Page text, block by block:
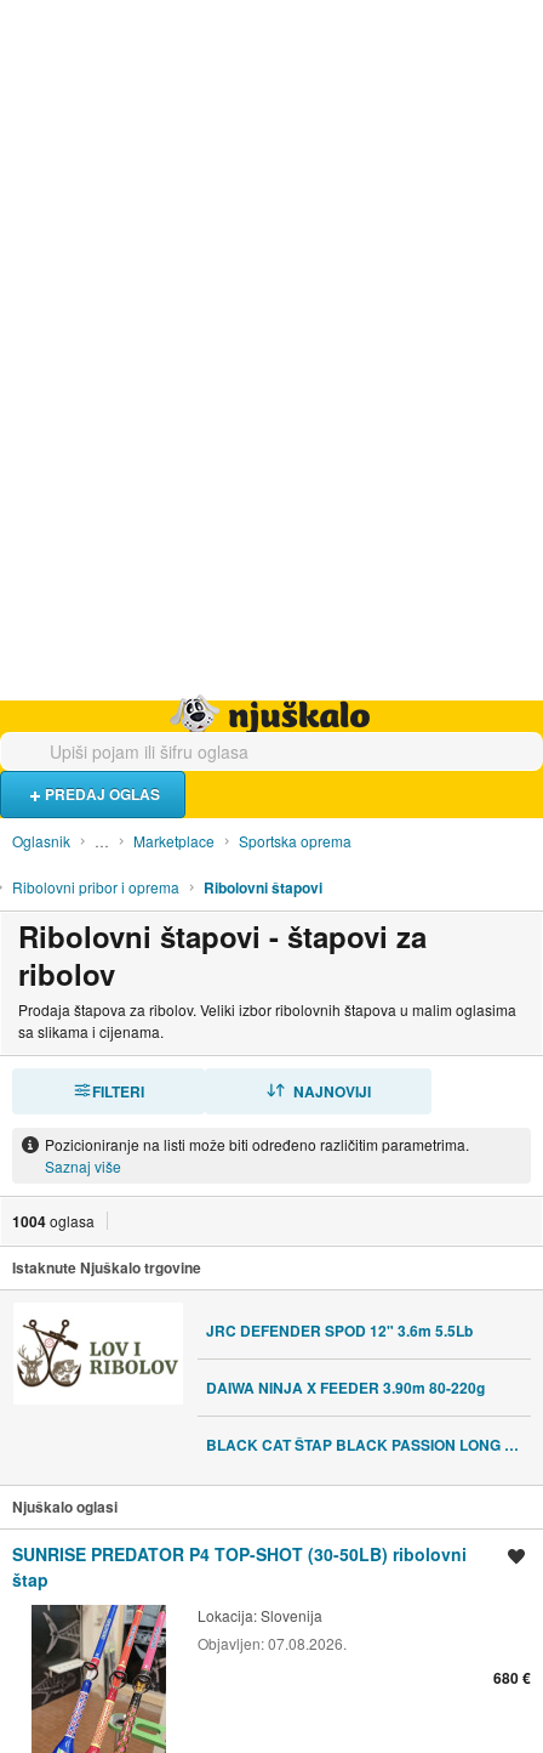
PREDAJ OGLAS
Oglasnik … Marketplace Sportska oprema
Ribolovni pribor i oprema Ribolovni štapovi
Ribolovni štapovi - štapovi za
ribolov
Prodaja štapova za ribolov. Veliki izbor ribolovnih štapova u malim oglasima
sa slikama i cijenama.
FILTERI NAJNOVIJI
Pozicioniranje na listi može biti određeno različitim parametrima.
Saznaj više
1004oglasa
Istaknute Njuškalo trgovine
JRC DEFENDER SPOD 12" 3.6m 5.5Lb
DAIWA NINJA X FEEDER 3.90m 80-220g
BLACK CAT ŠTAP BLACK PASSION LONG RANGE 3.30m -600g
Njuškalo oglasi
SUNRISE PREDATOR P4 TOP-SHOT (30-50LB) ribolovni
štap
Lokacija:Slovenija
Objavljen:07.08.2026.
680 €